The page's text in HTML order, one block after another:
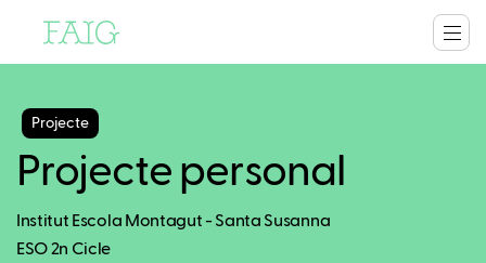
Projecte
Projecte personal
Institut Escola Montagut - Santa Susanna
ESO 2n Cicle